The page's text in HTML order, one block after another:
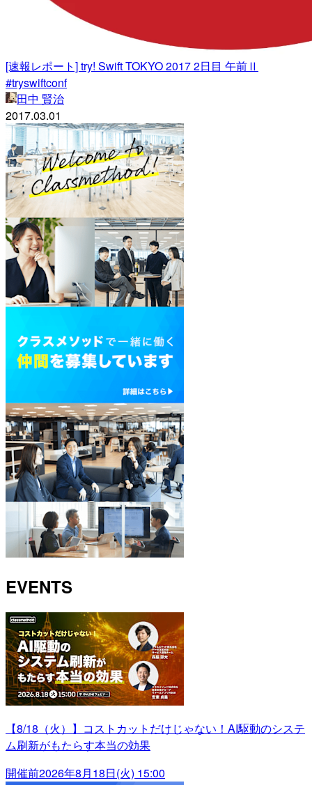
[速報レポート] try! Swift TOKYO 2017 2日目 午前Ⅱ
#tryswiftconf
田中 賢治
2017.03.01
EVENTS
【8/18（火）】コストカットだけじゃない！AI駆動のシステ
ム刷新がもたらす本当の効果
開催前2026年8月18日(火) 15:00